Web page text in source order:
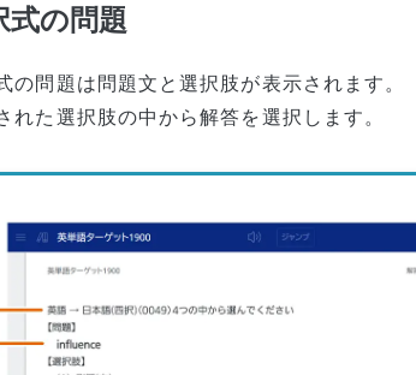
式の問題
の問題は問題文と選択肢が表示されます。
れた選択肢の中から解答を選択します。